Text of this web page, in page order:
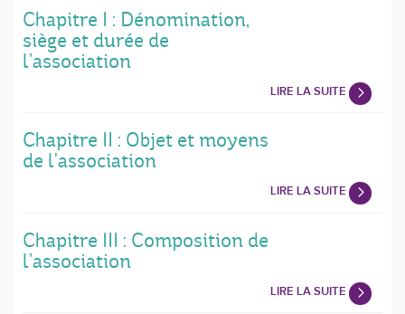
Chapitre I : Dénomination,
siège et durée de
l’association
LIRE LA SUITE
Chapitre II : Objet et moyens
de l'association
LIRE LA SUITE
Chapitre III : Composition de
l’association
LIRE LA SUITE